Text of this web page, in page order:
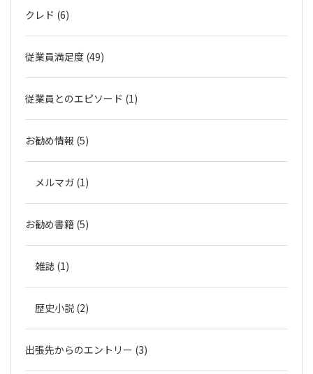
クレド (6)
従業員満足度 (49)
従業員とのエピソード (1)
お勧め情報 (5)
メルマガ (1)
お勧め書籍 (5)
雑誌 (1)
歴史小説 (2)
出張先からのエントリー (3)